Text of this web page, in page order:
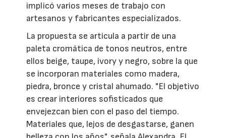
implicó varios meses de trabajo con
artesanos y fabricantes especializados.
La propuesta se articula a partir de una
paleta cromática de tonos neutros, entre
ellos beige, taupe, ivory y negro, sobre la que
se incorporan materiales como madera,
piedra, bronce y cristal ahumado. "El objetivo
es crear interiores sofisticados que
envejezcan bien con el paso del tiempo.
Materiales que, lejos de desgastarse, ganen